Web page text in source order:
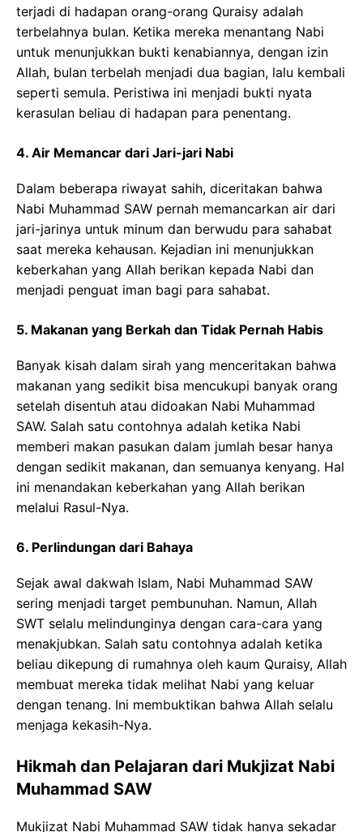
terjadi di hadapan orang-orang Quraisy adalah
terbelahnya bulan. Ketika mereka menantang Nabi
untuk menunjukkan bukti kenabiannya, dengan izin
Allah, bulan terbelah menjadi dua bagian, lalu kembali
seperti semula. Peristiwa ini menjadi bukti nyata
kerasulan beliau di hadapan para penentang.
4. Air Memancar dari Jari-jari Nabi
Dalam beberapa riwayat sahih, diceritakan bahwa
Nabi Muhammad SAW pernah memancarkan air dari
jari-jarinya untuk minum dan berwudu para sahabat
saat mereka kehausan. Kejadian ini menunjukkan
keberkahan yang Allah berikan kepada Nabi dan
menjadi penguat iman bagi para sahabat.
5. Makanan yang Berkah dan Tidak Pernah Habis
Banyak kisah dalam sirah yang menceritakan bahwa
makanan yang sedikit bisa mencukupi banyak orang
setelah disentuh atau didoakan Nabi Muhammad
SAW. Salah satu contohnya adalah ketika Nabi
memberi makan pasukan dalam jumlah besar hanya
dengan sedikit makanan, dan semuanya kenyang. Hal
ini menandakan keberkahan yang Allah berikan
melalui Rasul-Nya.
6. Perlindungan dari Bahaya
Sejak awal dakwah Islam, Nabi Muhammad SAW
sering menjadi target pembunuhan. Namun, Allah
SWT selalu melindunginya dengan cara-cara yang
menakjubkan. Salah satu contohnya adalah ketika
beliau dikepung di rumahnya oleh kaum Quraisy, Allah
membuat mereka tidak melihat Nabi yang keluar
dengan tenang. Ini membuktikan bahwa Allah selalu
menjaga kekasih-Nya.
Hikmah dan Pelajaran dari Mukjizat Nabi
Muhammad SAW
Mukjizat Nabi Muhammad SAW tidak hanya sekadar